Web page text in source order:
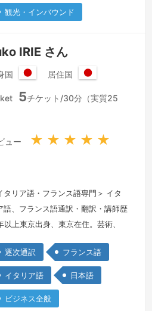
2016年～2019年、メキシコ・モン
にて、自動車部品メーカーでのスペ
»
観光・インバウンド
IRIE さん
国
本
居住国
本
5チケット/30分（実質25
ュー ★ ★ ★ ★ ★
タリア語・フランス語専門＞ イタ
語、フランス語通訳・翻訳・講師歴
以上東京出身、東京在住。芸術、
心を持つ。イタリア語・フランス語
リーランス通訳・翻訳家でマルチリ
ル。イタリア学会会員。2007年、
で単身渡伊。ペルージャ外国人大
逐次通訳 フランス語
イタリア語 日本語
ビジネス全般